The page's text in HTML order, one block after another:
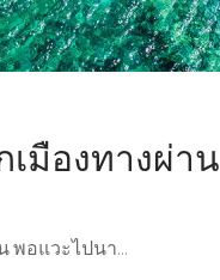
เมืองทางผ่าน
พอแวะไปนา...